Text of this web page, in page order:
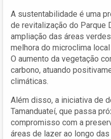
A sustentabilidade é uma
de revitalização do Parque
ampliação das áreas
melhora do microclima
O aumento da vegetação
carbono, atuando
climáticas.
Além disso, a iniciativa de
Tamanduateí, que passa
compromisso com a
áreas de lazer ao longo